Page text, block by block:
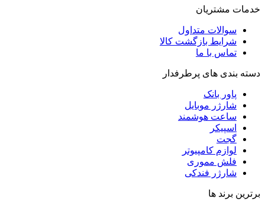
خدمات مشتریان
سوالات متداول
شرایط بازگشت کالا
تماس با ما
دسته بندی های پرطرفدار
پاور بانک
شارژر موبایل
ساعت هوشمند
اسپیکر
گجت
لوازم کامپیوتر
فلش مموری
شارژر فندکی
برترین برند ها